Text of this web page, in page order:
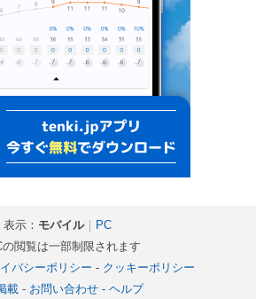
表示： モバイル｜ PC
閲覧は一部制限されます
バシーポリシー - クッキーポリシー
載- お問い合わせ- ヘルプ